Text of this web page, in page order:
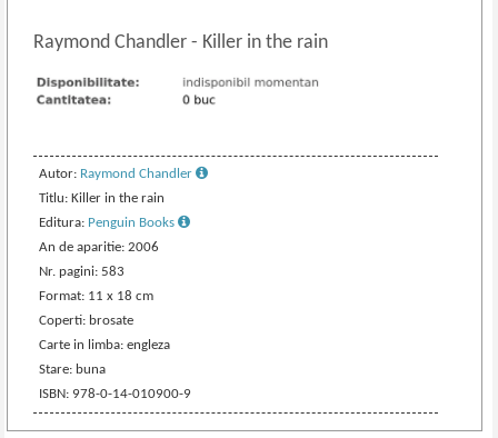
Raymond Chandler- Killer in the rain
Autor: Raymond Chandler
Titlu: Killer in the rain
Editura: Penguin Books
An de aparitie: 2006
Nr. pagini: 583
Format: 11 x 18 cm
Coperti: brosate
Carte in limba: engleza
Stare: buna
ISBN: 978-0-14-010900-9